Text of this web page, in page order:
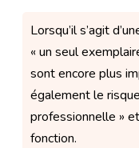
Lorsqu’il s’agit
« un seul
sont encore plus
également le
professionnelle »
fonction.